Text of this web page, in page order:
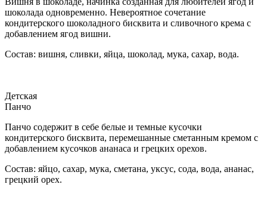
шоколада одновременно. Невероятное сочетание
кондитерского шоколадного бисквита и сливочного крема с
добавлением ягод вишни.
Состав: вишня, сливки, яйца, шоколад, мука, сахар, вода.
Детская
Панчо
Панчо содержит в себе белые и темные кусочки
кондитерского бисквита, перемешанные сметанным кремом с
добавлением кусочков ананаса и грецких орехов.
Состав: яйцо, сахар, мука, сметана, уксус, сода, вода, ананас,
грецкий орех.